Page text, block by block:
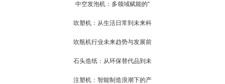
中空发泡机：多领域赋能的“
吹塑机：从生活日常到未来科
吹瓶机行业未来趋势与发展前
石头造纸：从环保替代品到未
注塑机：智能制造浪潮下的产